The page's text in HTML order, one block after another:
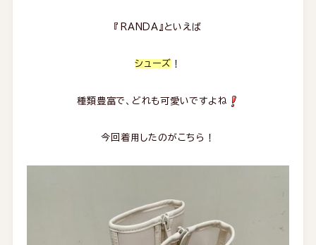
『RANDA』といえば
シューズ ！
種類豊富で、どれも可愛いですよね
今回着用したのがこちら！